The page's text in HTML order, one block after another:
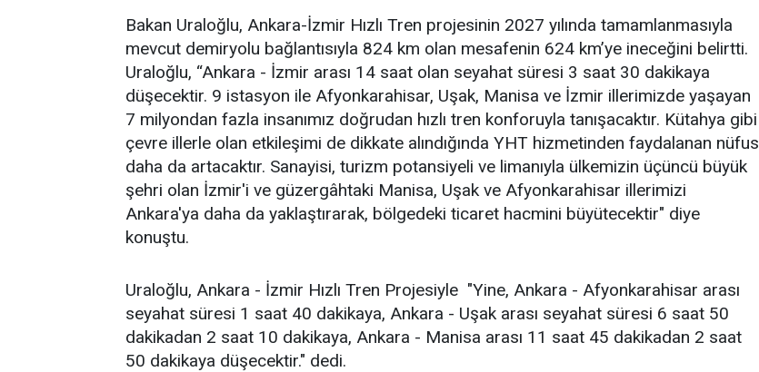
Bakan Uraloğlu, Ankara-İzmir Hızlı Tren projesinin 2027 yılında tamamlanmasıyla
mevcut demiryolu bağlantısıyla 824 km olan mesafenin 624 km’ye ineceğini belirtti.
Uraloğlu, “Ankara - İzmir arası 14 saat olan seyahat süresi 3 saat 30 dakikaya
düşecektir. 9 istasyon ile Afyonkarahisar, Uşak, Manisa ve İzmir illerimizde yaşayan
7 milyondan fazla insanımız doğrudan hızlı tren konforuyla tanışacaktır. Kütahya gibi
çevre illerle olan etkileşimi de dikkate alındığında YHT hizmetinden faydalanan nüfus
daha da artacaktır. Sanayisi, turizm potansiyeli ve limanıyla ülkemizin üçüncü büyük
şehri olan İzmir'i ve güzergâhtaki Manisa, Uşak ve Afyonkarahisar illerimizi
Ankara'ya daha da yaklaştırarak, bölgedeki ticaret hacmini büyütecektir" diye
konuştu.
Uraloğlu, Ankara - İzmir Hızlı Tren Projesiyle "Yine, Ankara - Afyonkarahisar arası
seyahat süresi 1 saat 40 dakikaya, Ankara - Uşak arası seyahat süresi 6 saat 50
dakikadan 2 saat 10 dakikaya, Ankara - Manisa arası 11 saat 45 dakikadan 2 saat
50 dakikaya düşecektir." dedi.